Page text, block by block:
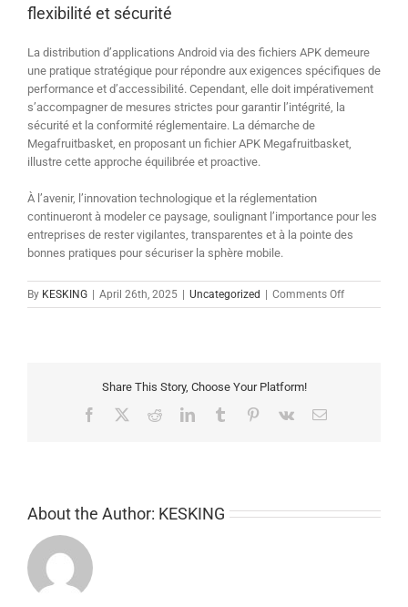
flexibilité et sécurité
La distribution d’applications Android via des fichiers APK demeure
une pratique stratégique pour répondre aux exigences spécifiques de
performance et d’accessibilité. Cependant, elle doit impérativement
s’accompagner de mesures strictes pour garantir l’intégrité, la
sécurité et la conformité réglementaire. La démarche de
Megafruitbasket, en proposant un fichier APK Megafruitbasket,
illustre cette approche équilibrée et proactive.
À l’avenir, l’innovation technologique et la réglementation
continueront à modeler ce paysage, soulignant l’importance pour les
entreprises de rester vigilantes, transparentes et à la pointe des
bonnes pratiques pour sécuriser la sphère mobile.
By KESKING | April 26th, 2025 | Uncategorized | Comments Offon
Optimiser
Share This Story, Choose Your Platform!
Facebook RedditLinkedInTumblr Pinterest
Vk Email
About the Author: KESKING